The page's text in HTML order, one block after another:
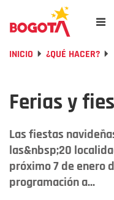
INICIO ¿QUÉ HACER?
Ferias y
Las fiestas
las&nbsp;20
próximo 7 de enero
programación a...